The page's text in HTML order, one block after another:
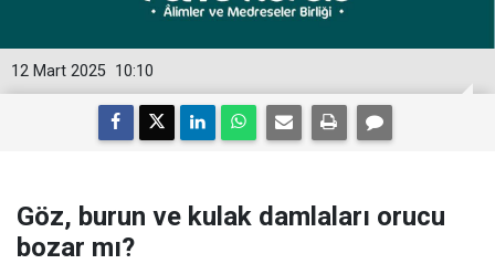
10:10
12 Mart 2025
Göz, burun ve kulak damlaları orucu
bozar mı?